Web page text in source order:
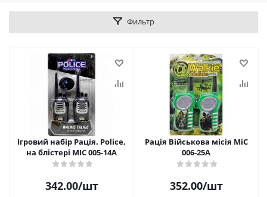
Фильтр
Ігровий набір Рація. Police,
на блістері MIC 005-14A
342.00/шт
Рація Військова місія MiC
006-25A
352.00/шт